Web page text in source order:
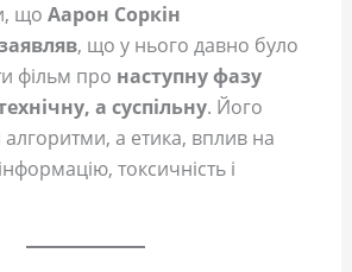
що Аарон Соркін
, що у нього давно було
фільм про наступну фазу
а суспільну. Його
алгоритми, а етика, вплив на
токсичність і